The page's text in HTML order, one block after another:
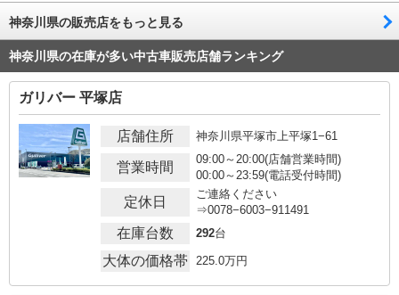
神奈川県の販売店をもっと見る
神奈川県の在庫が多い中古車販売店舗ランキング
ガリバー 平塚店
店舗住所 神奈川県平塚市上平塚1−61
営業時間
09:00～20:00(店舗営業時間)
00:00～23:59(電話受付時間)
定休日
ご連絡ください
⇒0078−6003−911491
在庫台数 292台
大体の価格帯 225.0万円